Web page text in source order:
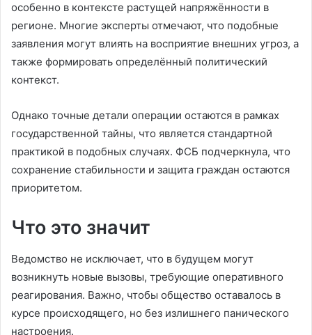
особенно в контексте растущей напряжённости в
регионе. Многие эксперты отмечают, что подобные
заявления могут влиять на восприятие внешних угроз, а
также формировать определённый политический
контекст.
Однако точные детали операции остаются в рамках
государственной тайны, что является стандартной
практикой в подобных случаях. ФСБ подчеркнула, что
сохранение стабильности и защита граждан остаются
приоритетом.
Что это значит
Ведомство не исключает, что в будущем могут
возникнуть новые вызовы, требующие оперативного
реагирования. Важно, чтобы общество оставалось в
курсе происходящего, но без излишнего панического
настроения.